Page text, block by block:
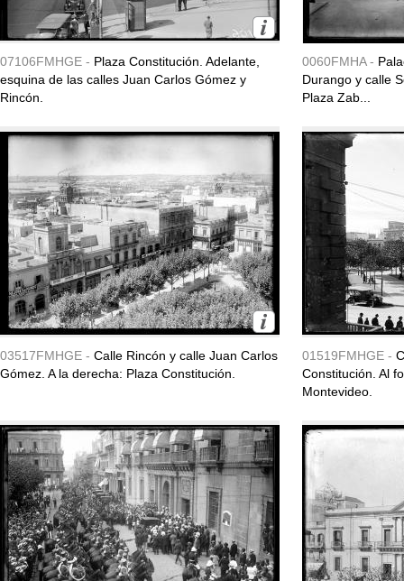
07106FMHGE - Plaza Constitución. Adelante,
esquina de las calles Juan Carlos Gómez y
Rincón.
0060FMHA -
Durango y calle
Plaza Zab...
03517FMHGE - Calle Rincón y calle Juan Carlos
Gómez. A la derecha: Plaza Constitución.
01519FMHGE -
Constitución. Al
Montevideo.